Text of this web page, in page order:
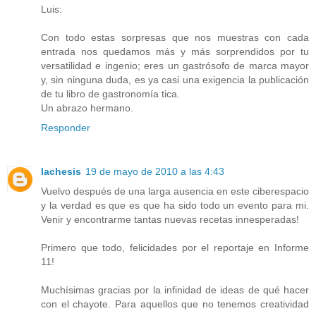
Luis:
Con todo estas sorpresas que nos muestras con cada
entrada nos quedamos más y más sorprendidos por tu
versatilidad e ingenio; eres un gastrósofo de marca mayor
y, sin ninguna duda, es ya casi una exigencia la publicación
de tu libro de gastronomía tica.
Un abrazo hermano.
Responder
lachesis 19 de mayo de 2010 a las 4:43
Vuelvo después de una larga ausencia en este ciberespacio
y la verdad es que es que ha sido todo un evento para mi.
Venir y encontrarme tantas nuevas recetas innesperadas!
Primero que todo, felicidades por el reportaje en Informe
11!
Muchísimas gracias por la infinidad de ideas de qué hacer
con el chayote. Para aquellos que no tenemos creatividad